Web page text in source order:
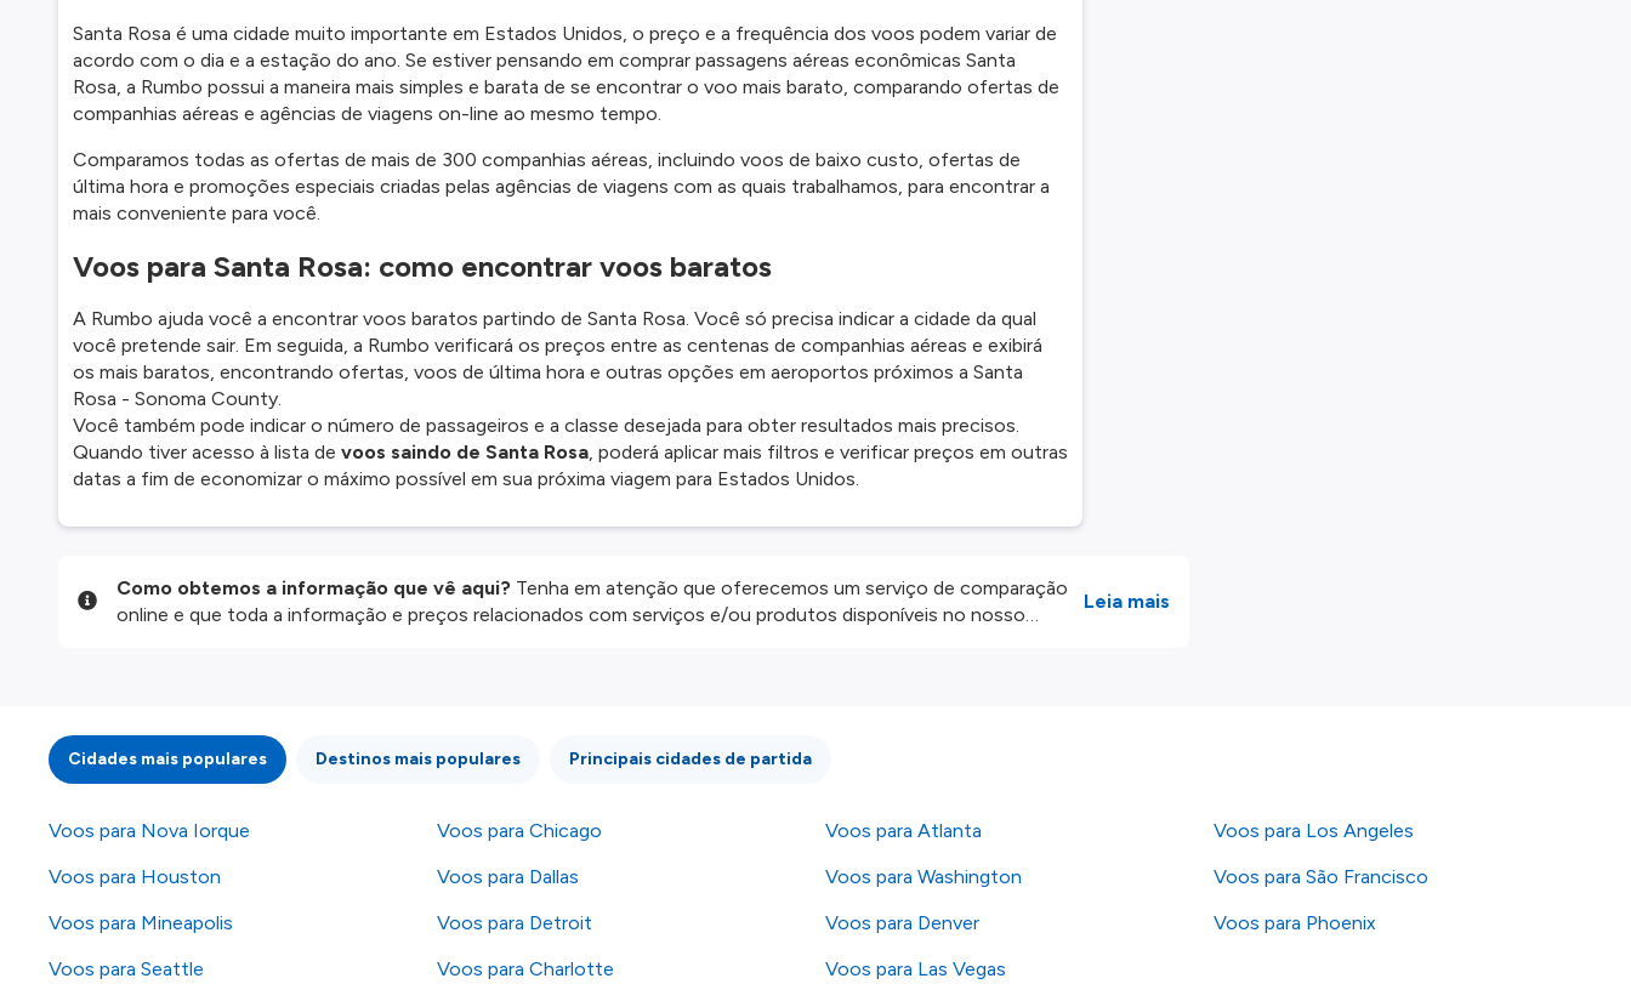
Santa Rosa é uma cidade muito importante em Estados Unidos, o preço e a frequência dos voos podem variar de
acordo com o dia e a estação do ano. Se estiver pensando em comprar passagens aéreas econômicas Santa
Rosa, a Rumbo possui a maneira mais simples e barata de se encontrar o voo mais barato, comparando ofertas de
companhias aéreas e agências de viagens on-line ao mesmo tempo.
Comparamos todas as ofertas de mais de 300 companhias aéreas, incluindo voos de baixo custo, ofertas de
última hora e promoções especiais criadas pelas agências de viagens com as quais trabalhamos, para encontrar a
mais conveniente para você.
Voos para Santa Rosa: como encontrar voos baratos
A Rumbo ajuda você a encontrar voos baratos partindo de Santa Rosa. Você só precisa indicar a cidade da qual
você pretende sair. Em seguida, a Rumbo verificará os preços entre as centenas de companhias aéreas e exibirá
os mais baratos, encontrando ofertas, voos de última hora e outras opções em aeroportos próximos a Santa
Rosa - Sonoma County.
Você também pode indicar o número de passageiros e a classe desejada para obter resultados mais precisos.
Quando tiver acesso à lista de voos saindo de Santa Rosa, poderá aplicar mais filtros e verificar preços em outras
datas a fim de economizar o máximo possível em sua próxima viagem para Estados Unidos.
Como obtemos a informação que vê aqui? Tenha em atenção que oferecemos um serviço de comparação
online e que toda a informação e preços relacionados com serviços e/ou produtos disponíveis no nosso
Leia mais
Cidades mais populares Destinos mais populares Principais cidades de partida
Voos para Nova Iorque Voos para Chicago Voos para Atlanta
Voos para Los Angeles
Voos para Houston
Voos para Dallas Voos para Washington
Voos para São Francisco
Voos para Mineapolis
Voos para Detroit Voos para Denver
Voos para Phoenix
Voos para Seattle
Voos para Charlotte Voos para Las Vegas